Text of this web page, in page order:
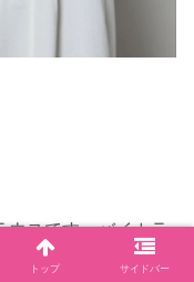
ウスです。バイカラ
トップ サイドバー